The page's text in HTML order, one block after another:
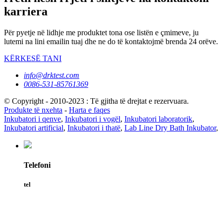
karriera
Për pyetje në lidhje me produktet tona ose listën e çmimeve, ju
lutemi na lini emailin tuaj dhe ne do të kontaktojmë brenda 24 orëve.
KËRKESË TANI
info@drktest.com
0086-531-85761369
© Copyright - 2010-2023 : Të gjitha të drejtat e rezervuara.
Produkte të nxehta - Harta e faqes
Inkubatori i qenve, Inkubatori i vogël, Inkubatori laboratorik,
Inkubatori artificial, Inkubatori i thatë, Lab Line Dry Bath Inkubator,
Telefoni
tel